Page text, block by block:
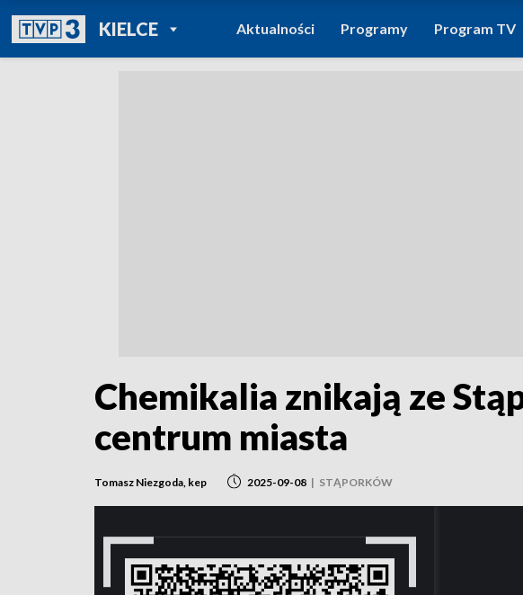
KIELCEPOWRÓT DO
TVP REGIONY
Aktualności Programy Program TV
Chemikalia znikają ze
centrum miasta
Tomasz Niezgoda, kep 2025-09-08 | STĄPORKÓW